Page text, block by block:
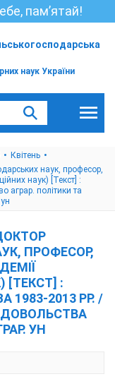
пам’ятай!
наук України
Квітень
наук, професор,
наук) [Текст] :
аграр. політики та
ПРОФЕСОР,
[ТЕКСТ] :
1983-2013 РР. /
УН